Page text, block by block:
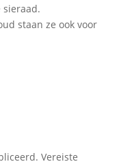
staan ze ook voor
Vereiste